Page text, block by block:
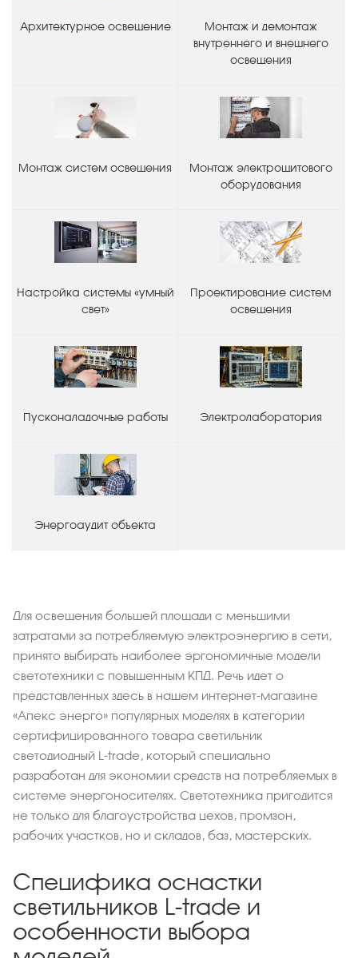
Архитектурное освещение
Монтаж и демонтаж
внутреннего и внешнего
освещения
Монтаж систем освещения
Монтаж электрощитового
оборудования
Настройка системы «умный
свет»
Проектирование систем
освещения
Пусконаладочные работы Электролаборатория
Энергоаудит объекта
Для освещения большей площади с меньшими
затратами за потребляемую электроэнергию в сети,
принято выбирать наиболее эргономичные модели
светотехники с повышенным КПД. Речь идет о
представленных здесь в нашем интернет-магазине
«Апекс энерго» популярных моделях в категории
сертифицированного товара светильник
светодиодный L-trade, который специально
разработан для экономии средств на потребляемых в
системе энергоносителях. Светотехника пригодится
не только для благоустройства цехов, промзон,
рабочих участков, но и складов, баз, мастерских.
Специфика оснастки
светильников L-trade и
особенности выбора